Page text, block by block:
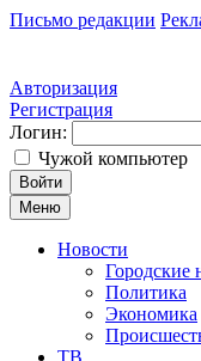
Письмо редакции
Авторизация
Регистрация
Логин:
Чужой компьютер
Войти
Меню
Новости
Городские
Политика
Экономика
ТВ